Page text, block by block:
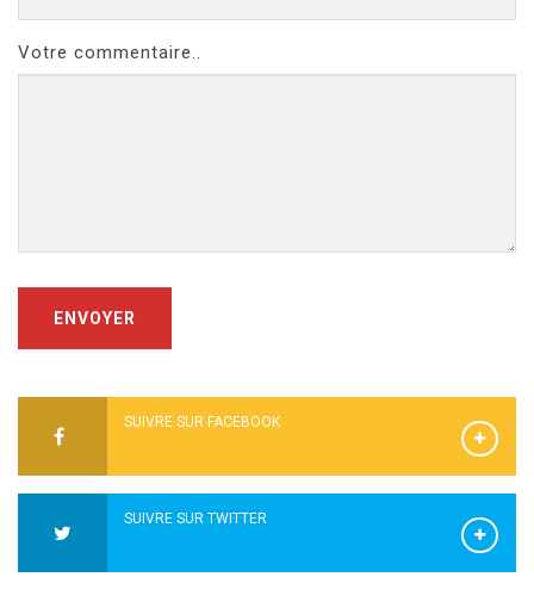
Votre commentaire..
ENVOYER
SUIVRE SUR FACEBOOK
SUIVRE SUR TWITTER